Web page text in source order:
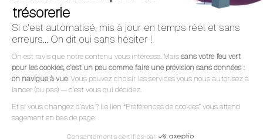
hello@okimia.com
01 76 50 33 88
Youtube
Instagram
CGURGPD CookiesMentions légales
© 2026 Okimia | Design & Dev parAlastaet